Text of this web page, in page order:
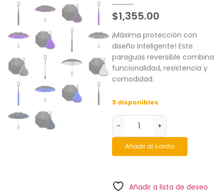
$1,355.00
¡Máxima protección con
diseño inteligente! Este
paraguas reversible combina
funcionalidad, resistencia y
comodidad.
3 disponibles
- +
Añadir al carrito
Añadir a lista de deseo